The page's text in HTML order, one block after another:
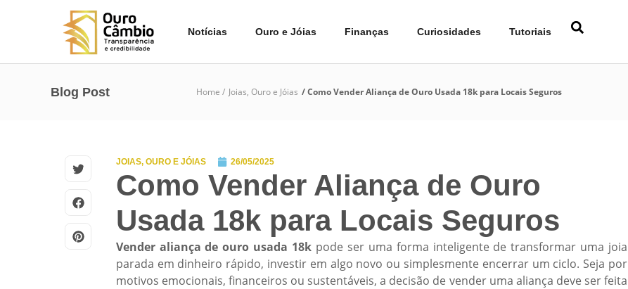
Notícias Ouro e Jóias Finanças Curiosidades Tutoriais
Blog Post Home / Joias, Ouro e Jóias / Como Vender Aliança de Ouro Usada 18k para Locais Seguros
JOIAS, OURO E JÓIAS 26/05/2025
Como Vender Aliança de Ouro
Usada 18k para Locais Seguros
Vender aliança de ouro usada 18k pode ser uma forma inteligente de transformar uma joia
parada em dinheiro rápido, investir em algo novo ou simplesmente encerrar um ciclo. Seja por
motivos emocionais, financeiros ou sustentáveis, a decisão de vender uma aliança deve ser feita